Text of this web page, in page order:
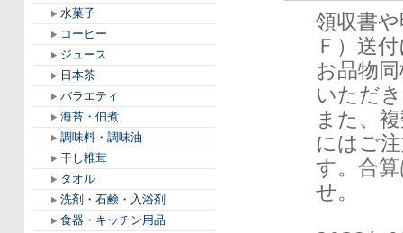
水菓子
コーヒー
ジュース
日本茶
バラエティ
海苔・佃煮
調味料・調味油
干し椎茸
タオル
洗剤・石鹸・入浴剤
食器・キッチン用品
領収書
Ｆ）送
お品物
いただ
また、
にはご
す。合
せ。